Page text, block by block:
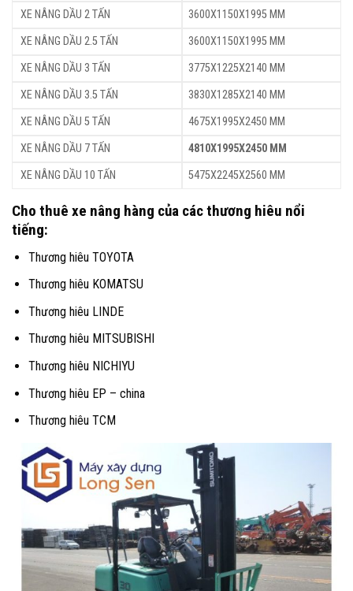
XE NÂNG DẦU 2 TẤN
3600X1150X1995 MM
XE NÂNG DẦU 2.5 TẤN
3600X1150X1995 MM
XE NÂNG DẦU 3 TẤN
3775X1225X2140 MM
XE NÂNG DẦU 3.5 TẤN
3830X1285X2140 MM
XE NÂNG DẦU 5 TẤN
4675X1995X2450 MM
XE NÂNG DẦU 7 TẤN
4810X1995X2450 MM
XE NÂNG DẦU 10 TẤN
5475X2245X2560 MM
Cho thuê xe nâng hàng của các thương hiêu nổi
tiếng:
Thương hiêuTOYOTA
Thương hiêu KOMATSU
Thương hiêu LINDE
Thương hiêu MITSUBISHI
Thương hiêu NICHIYU
Thương hiêu EP – china
Thương hiêu TCM